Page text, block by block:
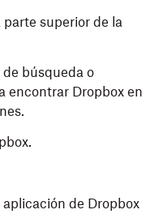
parte superior de la
de búsqueda o
encontrar Dropbox en
aplicación de Dropbox